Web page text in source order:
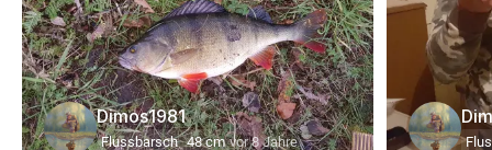
Dimos1981
Flussbarsch 48 cm vor 8 Jahre